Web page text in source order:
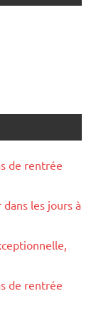
de rentrée
les jours à
de rentrée